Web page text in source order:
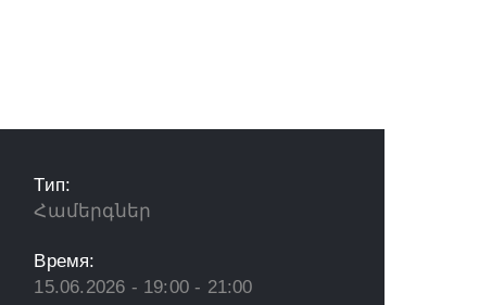
Тип:
Համերգներ
Время:
15.06.2026 - 19:00 - 21:00